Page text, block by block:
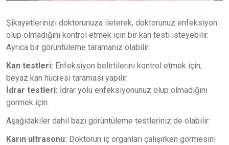
Şikayetlerinizi doktorunuza ileterek, doktorunuz enfeksiyon
olup olmadığını kontrol etmek için bir kan testi isteyebilir.
Ayrıca bir görüntüleme taramanız olabilir.
Kan testleri: Enfeksiyon belirtilerini kontrol etmek için,
beyaz kan hücresi taraması yapılır.
İdrar testleri: İdrar yolu enfeksiyonunuz olup olmadığını
görmek için.
Aşağıdakiler dahil bazı görüntüleme testleriniz de olabilir:
Karın ultrasonu: Doktorun iç organları çalışırken görmesini